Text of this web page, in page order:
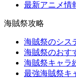
最新アニメ情
海賊祭攻略
海賊祭のシス
海賊祭のおす
海賊祭キャラ
最強海賊祭キ